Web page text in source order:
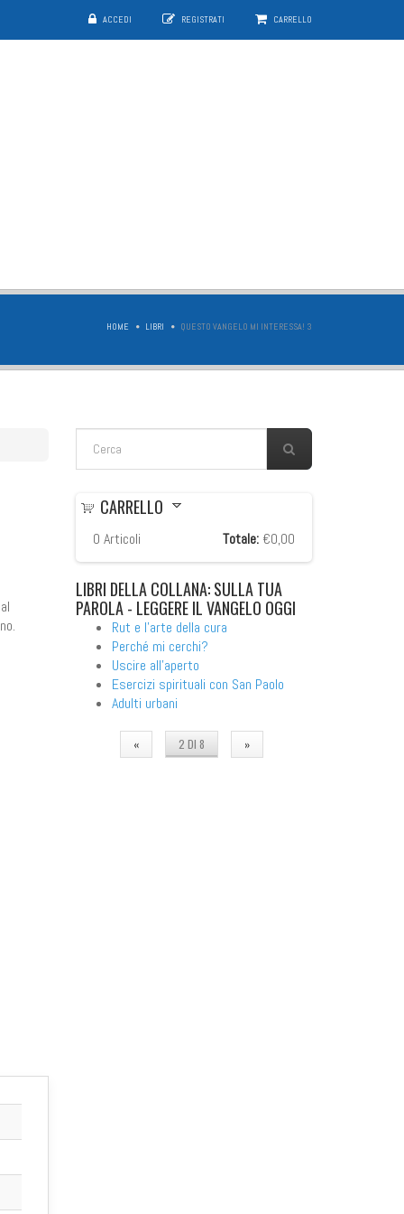
ACCEDI REGISTRATI CARRELLO
HOME LIBRI QUESTO VANGELO MI INTERESSA! 3
FORM DI RICERCA
CARRELLO
0 Articoli Totale: €0,00
LIBRI DELLA COLLANA: SULLA TUA
PAROLA - LEGGERE IL VANGELO OGGI
Rut e l'arte della cura
Perché mi cerchi?
Uscire all'aperto
Esercizi spirituali con San Paolo
Adulti urbani
« 2 DI 8 »